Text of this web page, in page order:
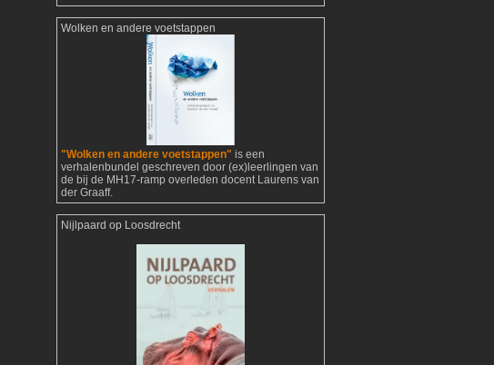
Wolken en andere voetstappen
"Wolken en andere voetstappen" is een
verhalenbundel geschreven door (ex)leerlingen van
de bij de MH17-ramp overleden docent Laurens van
der Graaff.
Nijlpaard op Loosdrecht